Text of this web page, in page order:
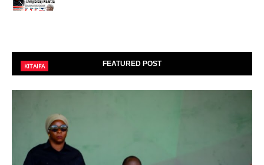
FEATURED POST
KITAIFA